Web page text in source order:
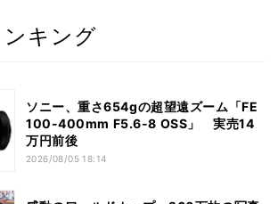
ンキング
ソニー、重さ654gの超望遠ズーム「FE
100-400mm F5.6-8 OSS」 実売14
万円前後
2026/08/05 18:14